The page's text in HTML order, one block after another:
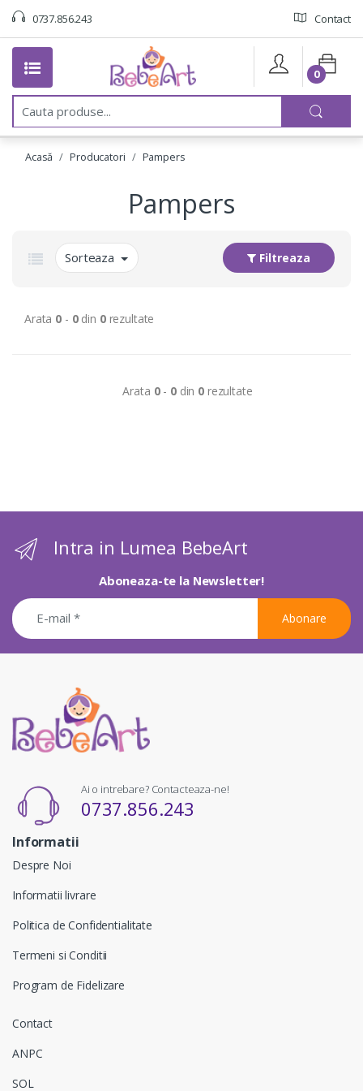
0737.856.243 Contact
C
u
0
Acasă Producatori Pampers
Pampers
Sorteaza Filtreaza
Arata 0 - 0din 0rezultate
Arata 0- 0din 0 rezultate
Intra in Lumea BebeArt
Aboneaza-te la Newsletter!
Abonare
Ai o intrebare? Contacteaza-ne!
0737.856.243
Informatii
Despre Noi
Informatii livrare
Politica de Confidentialitate
Termeni si Conditii
Program de Fidelizare
Contact
ANPC
SOL